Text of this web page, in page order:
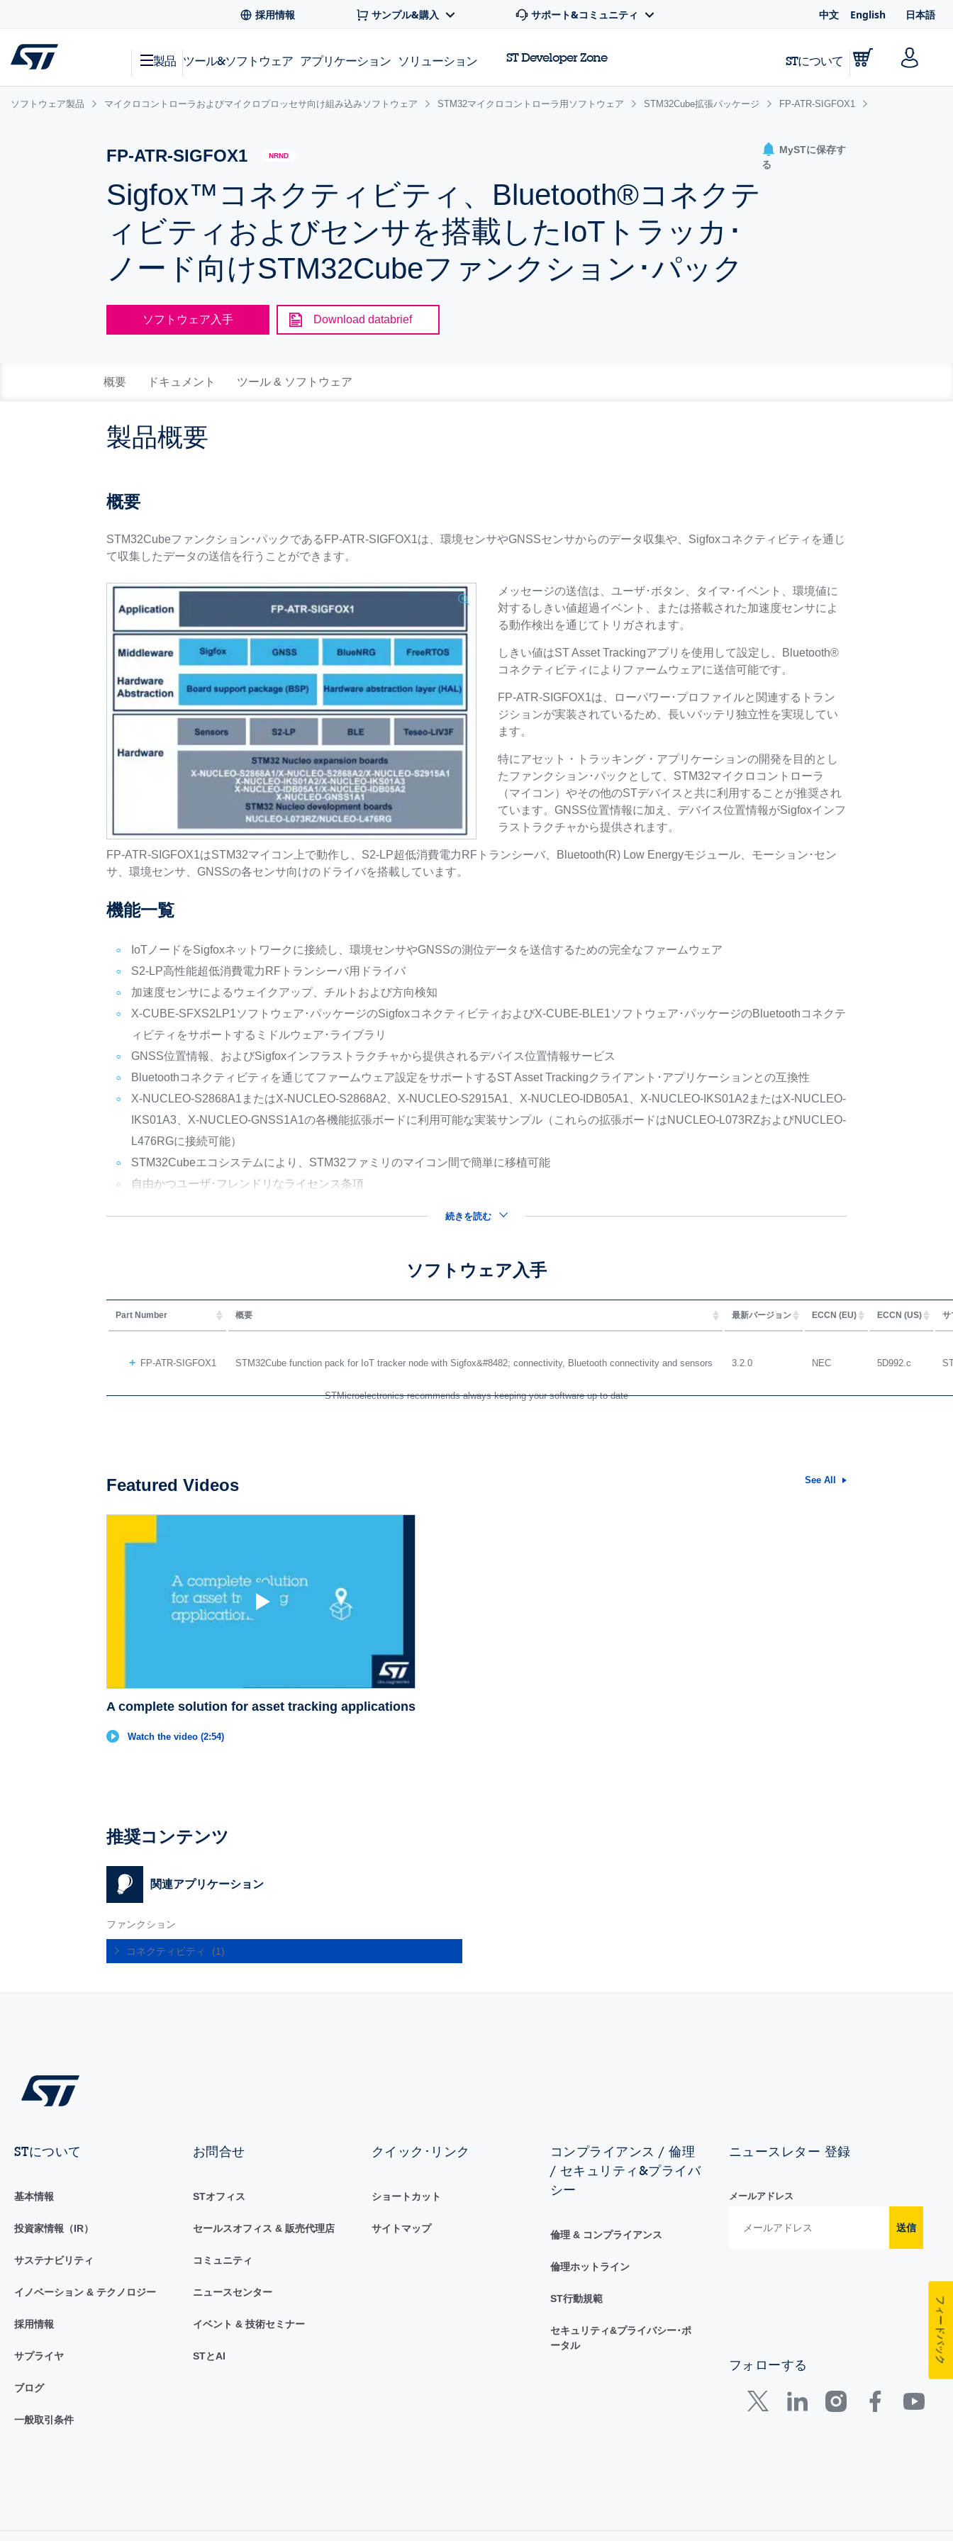
採用情報 サンプル&購入 サポート&コミュニティ 中文 English 日本語
製品 ツール&ソフトウェア アプリケーション ソリューション ST Developer Zone STについて
ソフトウェア製品 マイクロコントローラおよびマイクロプロッセサ向け組み込みソフトウェア STM32マイクロコントローラ用ソフトウェア STM32Cube拡張パッケージ FP-ATR-SIGFOX1
FP-ATR-SIGFOX1 NRND
Sigfox™コネクティビティ、Bluetooth®コネクテ
ィビティおよびセンサを搭載したIoTトラッカ･
ノード向けSTM32Cubeファンクション･パック
MySTに保存す
る
ソフトウェア入手 Download databrief
概要 ドキュメント ツール & ソフトウェア
製品概要
概要
STM32Cubeファンクション･パックであるFP-ATR-SIGFOX1は、環境センサやGNSSセンサからのデータ収集や、Sigfoxコネクティビティを通じ
て収集したデータの送信を行うことができます。
メッセージの送信は、ユーザ･ボタン、タイマ･イベント、環境値に
対するしきい値超過イベント、または搭載された加速度センサによ
る動作検出を通じてトリガされます。
しきい値はST Asset Trackingアプリを使用して設定し、Bluetooth®
コネクティビティによりファームウェアに送信可能です。
FP-ATR-SIGFOX1は、ローパワー･プロファイルと関連するトラン
ジションが実装されているため、長いバッテリ独立性を実現してい
ます。
特にアセット・トラッキング・アプリケーションの開発を目的とし
たファンクション･パックとして、STM32マイクロコントローラ
（マイコン）やその他のSTデバイスと共に利用することが推奨され
ています。GNSS位置情報に加え、デバイス位置情報がSigfoxインフ
ラストラクチャから提供されます。
FP-ATR-SIGFOX1はSTM32マイコン上で動作し、S2-LP超低消費電力RFトランシーバ、Bluetooth(R) Low Energyモジュール、モーション･セン
サ、環境センサ、GNSSの各センサ向けのドライバを搭載しています。
機能一覧
IoTノードをSigfoxネットワークに接続し、環境センサやGNSSの測位データを送信するための完全なファームウェア
S2-LP高性能超低消費電力RFトランシーバ用ドライバ
加速度センサによるウェイクアップ、チルトおよび方向検知
X-CUBE-SFXS2LP1ソフトウェア･パッケージのSigfoxコネクティビティおよびX-CUBE-BLE1ソフトウェア･パッケージのBluetoothコネクテ
ィビティをサポートするミドルウェア･ライブラリ
GNSS位置情報、およびSigfoxインフラストラクチャから提供されるデバイス位置情報サービス
Bluetoothコネクティビティを通じてファームウェア設定をサポートするST Asset Trackingクライアント･アプリケーションとの互換性
X-NUCLEO-S2868A1またはX-NUCLEO-S2868A2、X-NUCLEO-S2915A1、X-NUCLEO-IDB05A1、X-NUCLEO-IKS01A2またはX-NUCLEO-
IKS01A3、X-NUCLEO-GNSS1A1の各機能拡張ボードに利用可能な実装サンプル（これらの拡張ボードはNUCLEO-L073RZおよびNUCLEO-
L476RGに接続可能）
STM32Cubeエコシステムにより、STM32ファミリのマイコン間で簡単に移植可能
自由かつユーザ･フレンドリなライセンス条項
続きを読む
ソフトウェア入手
Part Number 概要 最新バージョン ECCN (EU) ECCN (US) サ
FP-ATR-SIGFOX1 STM32Cube function pack for IoT tracker node with Sigfox&#8482; connectivity, Bluetooth connectivity and sensors 3.2.0 NEC 5D992.c
STMicroelectronics recommends always keeping your software up to date
Featured Videos See All
A complete solution for asset tracking applications
Watch the video (2:54)
推奨コンテンツ
関連アプリケーション
ファンクション
コネクティビティ (1)
STについて
基本情報
投資家情報（IR）
サステナビリティ
イノベーション & テクノロジー
採用情報
サプライヤ
ブログ
一般取引条件
お問合せ
STオフィス
セールスオフィス & 販売代理店
コミュニティ
ニュースセンター
イベント & 技術セミナー
STとAI
クイック･リンク
ショートカット
サイトマップ
コンプライアンス / 倫理
/ セキュリティ&プライバ
シー
倫理 & コンプライアンス
倫理ホットライン
ST行動規範
セキュリティ&プライバシー･ポ
ータル
ニュースレター 登録
メールアドレス
送信
フォローする
フィードバック